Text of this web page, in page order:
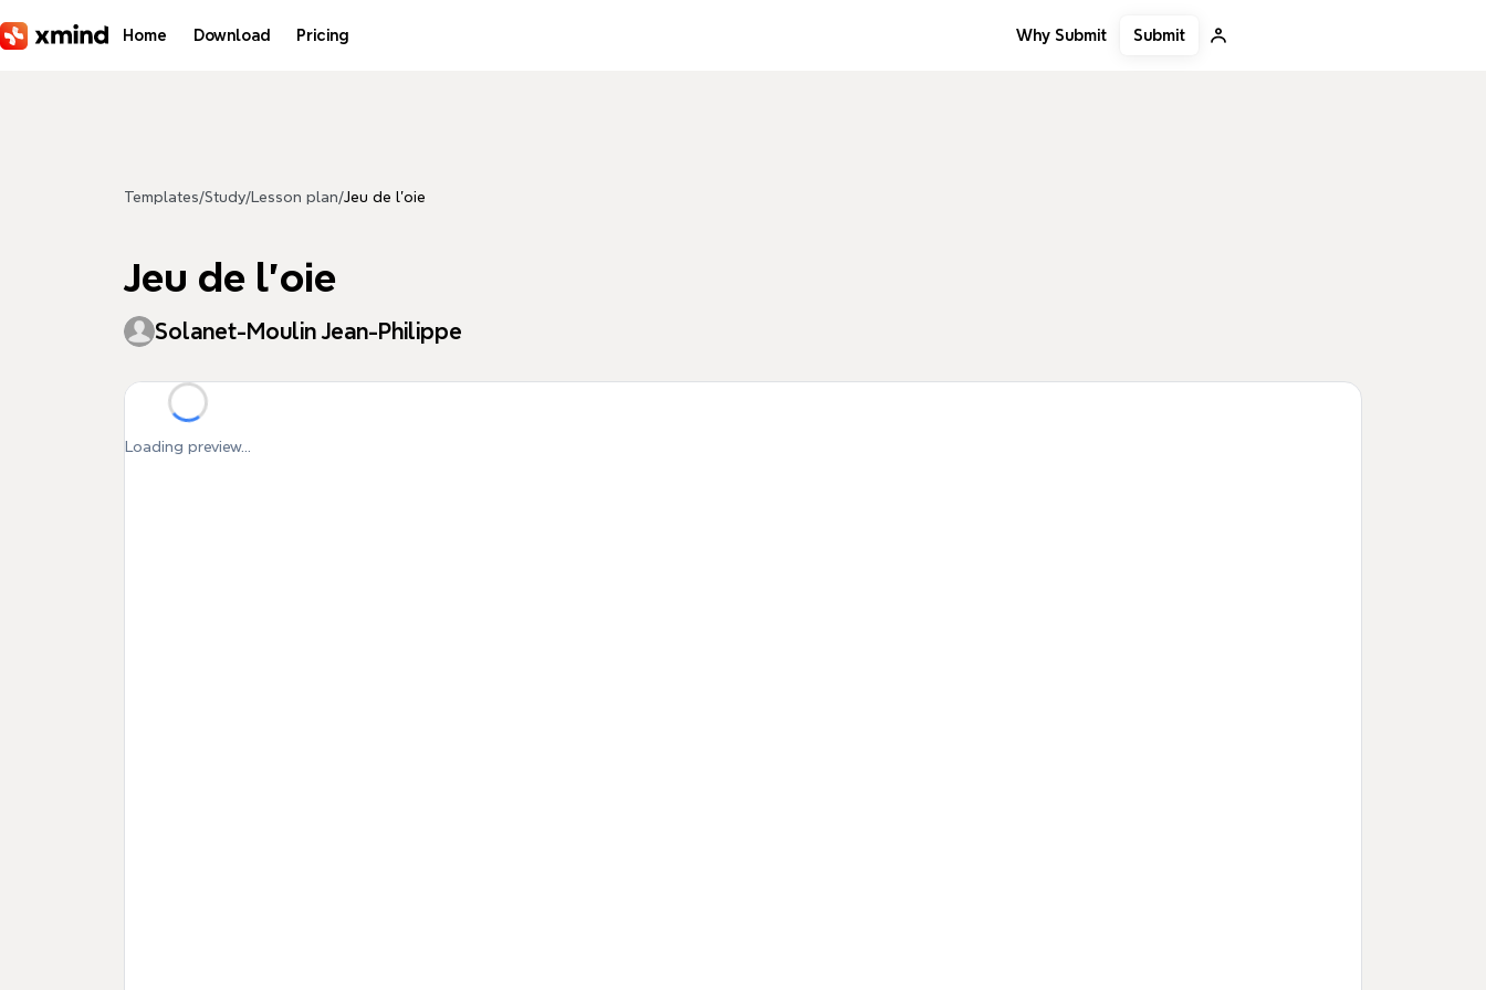
Home Download Pricing Why Submit Submit
Templates/Study/ Lesson plan/Jeu de l'oie
Jeu de l'oie
Solanet-Moulin Jean-Philippe
Loading preview...